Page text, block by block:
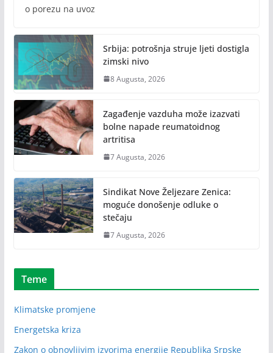
o porezu na uvoz
Srbija: potrošnja struje ljeti dostigla
zimski nivo
8 Augusta, 2026
Zagađenje vazduha može izazvati
bolne napade reumatoidnog
artritisa
7 Augusta, 2026
Sindikat Nove Željezare Zenica:
moguće donošenje odluke o
stečaju
7 Augusta, 2026
Teme
Klimatske promjene
Energetska kriza
Zakon o obnovljivim izvorima energije Republika Srpske